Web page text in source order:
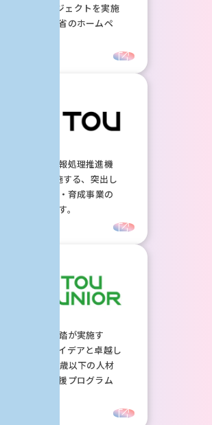
AKATSUKIプロジェクトを実施
する、経済産業省のホームペ
独⽴⾏政法⼈情報処理推進機
構（IPA）が実施する、突出し
たIT⼈材の発掘‧育成事業の
ホームページです。
一般社団法人未踏が実施す
る、独創的なアイデアと卓越し
た技術を持つ17歳以下の⼈材
を対象とした⽀援プログラム